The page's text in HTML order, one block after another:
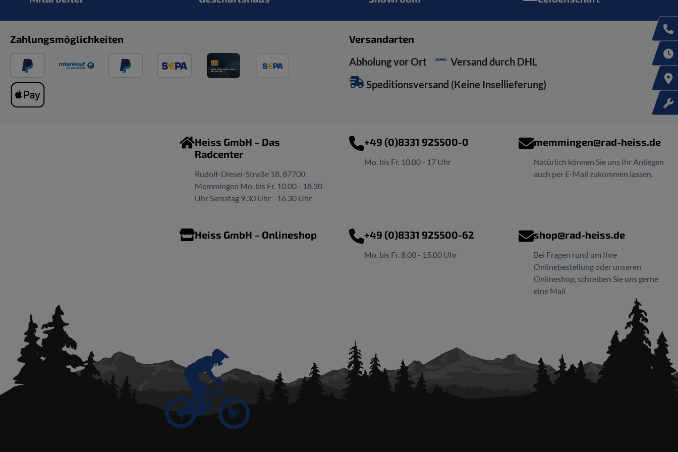
Zahlungsmöglichkeiten
Versandarten
Abholung vor Ort
Versand durch DHL
Speditionsversand (Keine Insellieferung)
Heiss GmbH – Das
Radcenter
Rudolf-Diesel-Straße 18, 87700
Memmingen Mo. bis Fr. 10.00 - 18.30
Uhr Samstag 9.30 Uhr - 16.30 Uhr
+49 (0)8331 925500-0
Mo. bis Fr. 10.00 - 17 Uhr
memmingen@rad-heiss.de
Natürlich können Sie uns Ihr Anliegen
auch per E-Mail zukommen lassen.
Heiss GmbH – Onlineshop +49 (0)8331 925500-62
Mo. bis Fr. 8.00 - 15.00 Uhr
shop@rad-heiss.de
Bei Fragen rund um Ihre
Onlinebestellung oder unseren
Onlineshop, schreiben Sie uns gerne
eine Mail